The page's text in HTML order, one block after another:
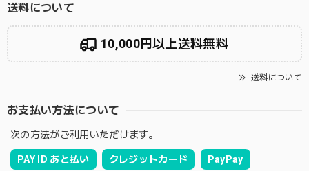
送料について
10,000円以上送料無料
送料について
お支払い方法について
次の方法がご利用いただけます。
PAY ID あと払い クレジットカード PayPay